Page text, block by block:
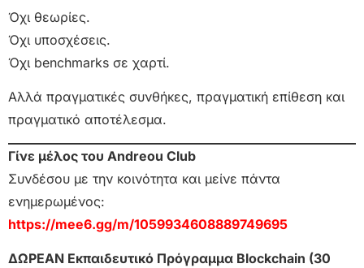
Όχι θεωρίες.
Όχι υποσχέσεις.
Όχι benchmarks σε χαρτί.
Αλλά πραγματικές συνθήκες, πραγματική επίθεση και
πραγματικό αποτέλεσμα.
Γίνε μέλος του Andreou Club
Συνδέσου με την κοινότητα και μείνε πάντα
ενημερωμένος:
https://mee6.gg/m/1059934608889749695
ΔΩΡΕΑΝ Εκπαιδευτικό Πρόγραμμα Blockchain (30